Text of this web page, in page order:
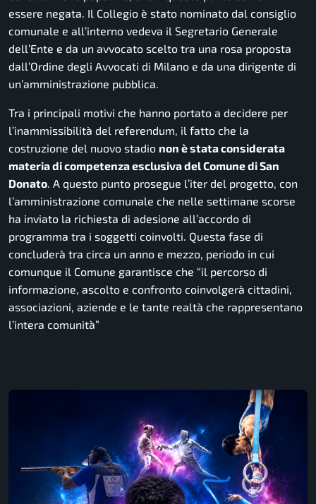
essere negata. Il Collegio è stato nominato dal consiglio
comunale e all’interno vedeva il Segretario Generale
dell’Ente e da un avvocato scelto tra una rosa proposta
dall’Ordine degli Avvocati di Milano e da una dirigente di
un’amministrazione pubblica.
Tra i principali motivi che hanno portato a decidere per
l’inammissibilità del referendum, il fatto che la
costruzione del nuovo stadio non è stata considerata
materia di competenza esclusiva del Comune di San
Donato. A questo punto prosegue l’iter del progetto, con
l’amministrazione comunale che nelle settimane scorse
ha inviato la richiesta di adesione all’accordo di
programma tra i soggetti coinvolti. Questa fase di
concluderà tra circa un anno e mezzo, periodo in cui
comunque il Comune garantisce che “il percorso di
informazione, ascolto e confronto coinvolgerà cittadini,
associazioni, aziende e le tante realtà che rappresentano
l’intera comunità”